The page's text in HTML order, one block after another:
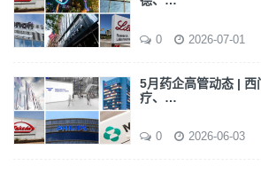
0 2026-07-01
5月药企高管动态 | 西
疗、…
0 2026-06-03